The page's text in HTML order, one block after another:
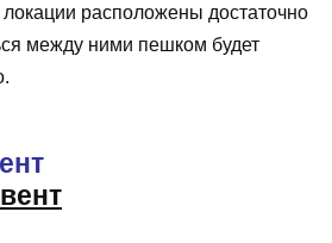
расположены достаточно
между ними пешком будет